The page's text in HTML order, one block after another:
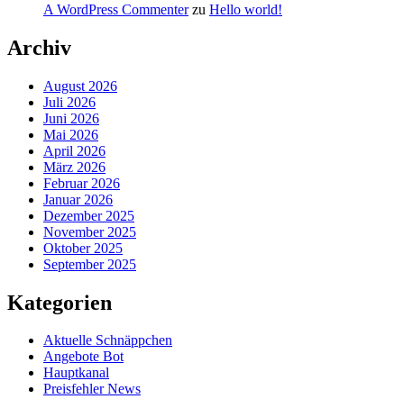
A WordPress Commenterzu Hello world!
Archiv
August 2026
Juli 2026
Juni 2026
Mai 2026
April 2026
März 2026
Februar 2026
Januar 2026
Dezember 2025
November 2025
Oktober 2025
September 2025
Kategorien
Aktuelle Schnäppchen
Angebote Bot
Hauptkanal
Preisfehler News